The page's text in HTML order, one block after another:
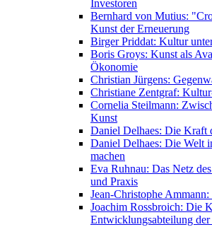
Investoren
Bernhard von Mutius:
Kunst der Erneuerung
Birger Priddat: Kultur
Boris Groys: Kunst als
Ökonomie
Christian Jürgens:
Christiane Zentgraf:
Cornelia Steilmann:
Kunst
Daniel Delhaes: Die Kraft
Daniel Delhaes: Die Welt
machen
Eva Ruhnau: Das Netz
und Praxis
Jean-Christophe
Joachim Rossbroich: Die
Entwicklungsabteilung der